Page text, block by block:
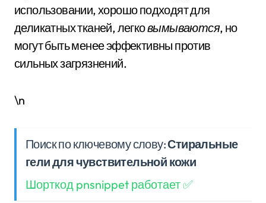
использовании, хорошо подходят для
деликатных тканей, легковымываются, но
могут быть менее эффективны против
сильных загрязнений.
\n
Поиск по ключевому слову:Стиральные
гели для чувствительной кожи
Шорткод pnsnippet работает ✅